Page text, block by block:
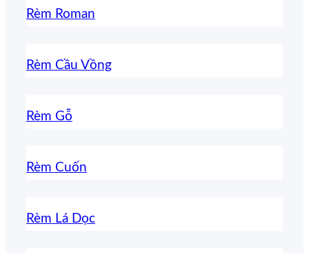
Rèm Roman
Rèm Cầu Vồng
Rèm Gỗ
Rèm Cuốn
Rèm Lá Dọc